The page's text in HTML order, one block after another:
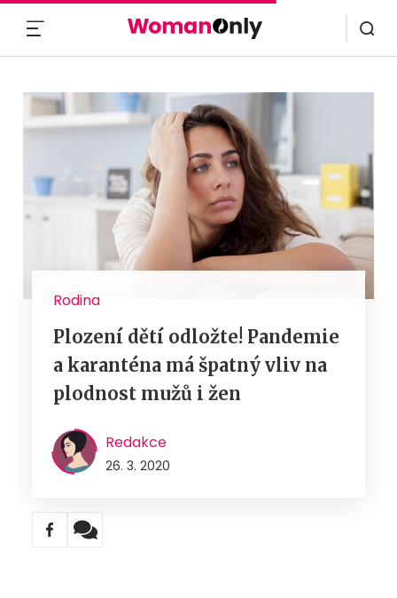
Rodina
Plození dětí odložte! Pandemie
a karanténa má špatný vliv na
plodnost mužů i žen
Redakce
26. 3. 2020